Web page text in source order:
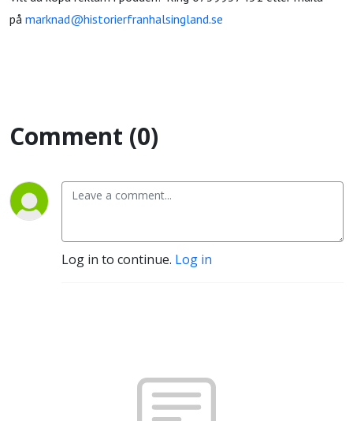
på marknad@historierfranhalsingland.se
Comment (0)
Log in to continue. Log in